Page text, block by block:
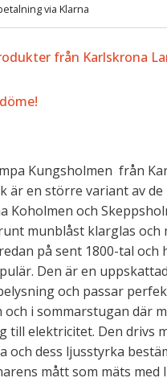
via Klarna
från Karlskrona
Kungsholmen från
är en större variant av
Koholmen och
munblåst klarglas och
på sent 1800-tal och
Den är en uppskattad
och passar
i sommarstugan där
till elektricitet. Den drivs
och dess ljusstyrka
mått som mäts med